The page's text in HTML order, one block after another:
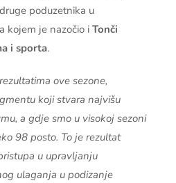
poduzetnika u
kojem je nazočio i Tonči
i sporta.
ove sezone,
koji stvara najvišu
a gdje smo u visokoj sezoni
98 posto. To je rezultat
u upravljanju
ulaganja u podizanje